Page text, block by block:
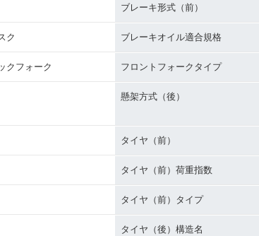
ブレーキ形式（前）
ク ブレーキオイル適合規格
クフォーク フロントフォークタイプ
懸架方式（後）
タイヤ（前）
タイヤ（前）荷重指数
タイヤ（前）タイプ
タイヤ（後）構造名